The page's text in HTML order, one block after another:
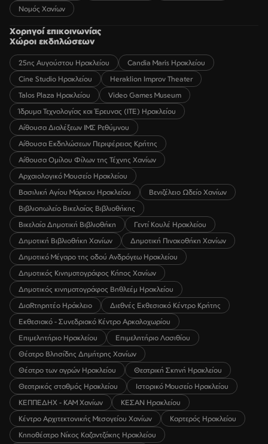
Νομός Χανίων
Χορηγοί επικοινωνίας
Χώροι εκδηλώσεων
25ης Αυγούστου Ηρακλείου
Candia Maris Ηρακλείου
Cine Studio Ηρακλείου
Heraklion Improv Theater
Talos Plaza Ηρακλείου
Video Games Museum
Ίδρυμα Τεχνολογίας και Έρευνας (ΙΤΕ) Ηρακλείου
Αίθουσα Διαλέξεων ΙΜΣ Ρεθύμνου
Αίθουσα Εκδηλώσεων Περιφέρειας Κρήτης
Αίθουσα Ομίλου Φίλων της Τέχνης Χανίων
Αρχαιολογικό Μουσείο Ηρακλείου
Βασιλική Αγίου Μάρκου Ηρακλείου
Βενιζέλειο Ωδείο Χανίων
Βιβλιοπωλείο Βικελαίας Βιβλιοθήκης
Βικελαία Δημοτική Βιβλιοθήκη
Γεντί Κουλέ Ηρακλείου
Δημοτική Βιβλιοθήκη Χανίων
Δημοτική Πινακοθήκη Χανίων
Δημοτικό Μέγαρο της οδού Ανδρόγεω Ηρακλείου
Δημοτικός Κινηματογράφος Κήπος Χανίων
Δημοτικός κινηματογράφος Βηθλεέμ Ηρακλείου
ΔιαRτηρητέο Ηράκλειο
Διεθνές Εκθεσιακό Κέντρο Κρήτης
Εκθεσιακό - Συνεδριακό Κέντρο Αρκαλοχωρίου
Επιμελητήριο Ηρακλείου
Επιμελητήριο Λασιθίου
Θέατρο Βλησίδης Δημήτρης Χανίων
Θέατρο των αγρών Ηρακλείου
Θεατρική Σκηνή Ηρακλείου
Θεατρικός σταθμός Ηρακλείου
Ιστορικό Μουσείο Ηρακλείου
ΚΕΠΠΕΔΗΧ - ΚΑΜ Χανίων
ΚΕΣΑΝ Ηρακλείου
Κέντρο Αρχιτεκτονικής Μεσογείου Χανίων
Καρτερός Ηρακλείου
Κηποθέατρο Νίκος Καζαντζάκης Ηρακλείου